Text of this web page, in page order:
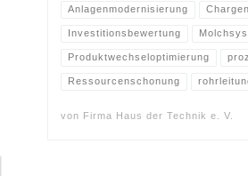
Anlagenmodernisierung
Investitionsbewertung
Produktwechseloptimierung
Ressourcenschonung
von Firma Haus der Technik e. V.